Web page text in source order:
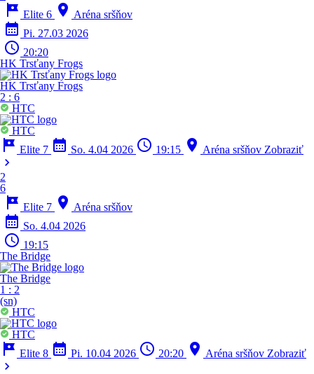
tour Elite 6 location_on Aréna sršňov
calendar_month Pi. 27.03 2026
schedule 20:20
HK Trsťany Frogs
HK Trsťany Frogs
2 : 6
HTC
HTC
tour Elite 7 calendar_month So. 4.04 2026 schedule 19:15 location_on Aréna sršňov Zobraziť
chevron_right
2
6
tour Elite 7 location_on Aréna sršňov
calendar_month So. 4.04 2026
schedule 19:15
The Bridge
The Bridge
1 : 2
(sn)
HTC
HTC
tour Elite 8 calendar_month Pi. 10.04 2026 schedule 20:20 location_on Aréna sršňov Zobraziť
chevron_right